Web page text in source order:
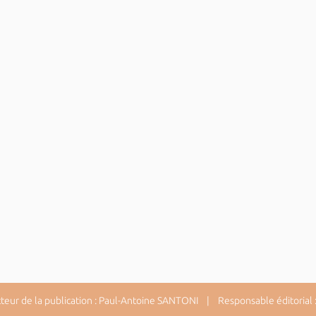
de la publication : Paul-Antoine SANTONI | Responsable éditorial :